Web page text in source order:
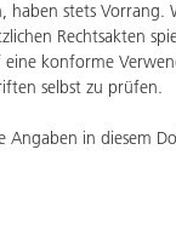
haben stets
Rechtsakten
eine konforme
selbst zu prüfen.
Angaben in diesem